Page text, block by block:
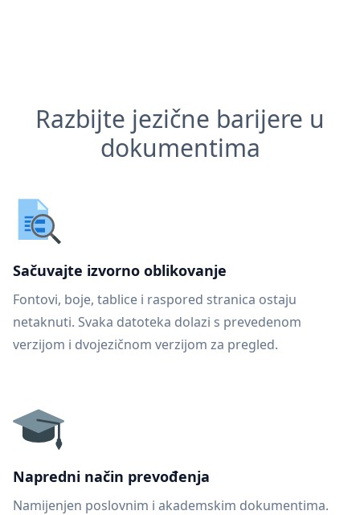
Razbijte jezične barijere u
dokumentima
Sačuvajte izvorno oblikovanje
Fontovi, boje, tablice i raspored stranica ostaju
netaknuti. Svaka datoteka dolazi s prevedenom
verzijom i dvojezičnom verzijom za pregled.
Napredni način prevođenja
Namijenjen poslovnim i akademskim dokumentima.